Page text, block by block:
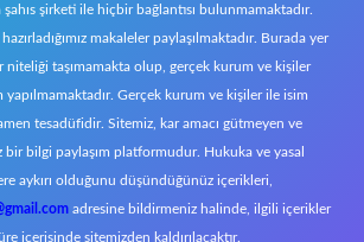
şirketi ile hiçbir bağlantısı bulunmamaktadır.
makaleler paylaşılmaktadır. Burada yer
niteliği taşımamakta olup, gerçek kurum ve kişiler
yapılmamaktadır. Gerçek kurum ve kişiler ile isim
tesadüfidir. Sitemiz, kar amacı gütmeyen ve
bir bilgi paylaşım platformudur. Hukuka ve yasal
aykırı olduğunu düşündüğünüz içerikleri,
adresine bildirmeniz halinde, ilgili içerikler
içerisinde sitemizden kaldırılacaktır.